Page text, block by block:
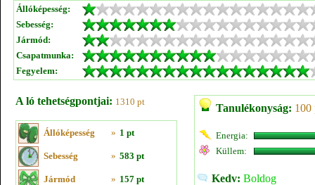
Állóképesség:
Sebesség:
Jármód:
Csapatmunka:
Fegyelem:
A ló tehetségpontjai: 1310 pt
Állóképesség » 1 pt
Sebesség » 583 pt
Jármód » 157 pt
Tanulékonyság: 100
Energia:
Küllem:
Kedv: Boldog